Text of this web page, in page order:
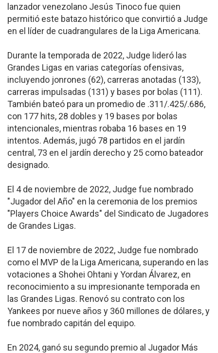
lanzador venezolano Jesús Tinoco fue quien
permitió este batazo histórico que convirtió a Judge
en el líder de cuadrangulares de la Liga Americana.
Durante la temporada de 2022, Judge lideró las
Grandes Ligas en varias categorías ofensivas,
incluyendo jonrones (62), carreras anotadas (133),
carreras impulsadas (131) y bases por bolas (111).
También bateó para un promedio de .311/.425/.686,
con 177 hits, 28 dobles y 19 bases por bolas
intencionales, mientras robaba 16 bases en 19
intentos. Además, jugó 78 partidos en el jardín
central, 73 en el jardín derecho y 25 como bateador
designado.
El 4 de noviembre de 2022, Judge fue nombrado
"Jugador del Año" en la ceremonia de los premios
"Players Choice Awards" del Sindicato de Jugadores
de Grandes Ligas.
El 17 de noviembre de 2022, Judge fue nombrado
como el MVP de la Liga Americana, superando en las
votaciones a Shohei Ohtani y Yordan Álvarez, en
reconocimiento a su impresionante temporada en
las Grandes Ligas. Renovó su contrato con los
Yankees por nueve años y 360 millones de dólares, y
fue nombrado capitán del equipo.
En 2024, ganó su segundo premio al Jugador Más